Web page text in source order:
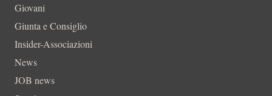
Giovani
Giunta e Consiglio
Insider-Associazioni
News
JOB news